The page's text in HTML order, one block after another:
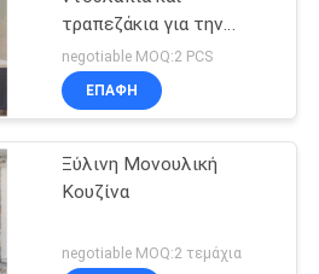
τραπεζάκια για την
οικιακή κουζίνα
negotiable MOQ:2 PCS
ΕΠΑΦΉ
Ξύλινη Μονουλική
Κουζίνα
negotiable MOQ:2 τεμάχια